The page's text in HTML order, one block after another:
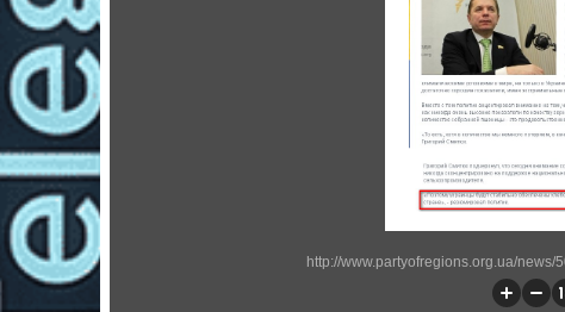
http://www.partyofregions.org.ua/